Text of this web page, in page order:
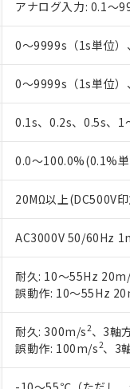
アナログ入力: 0.1～
0～9999s（1s単位）
0～9999s（1s単位）
0.1s、0.2s、0.5s、1
0.0～100.0%(0.1%
20MΩ以上(DC500V
AC3000V 50/60Hz
耐久: 10～55Hz
誤動作: 10～55Hz
耐久: 300m/s2、3軸
誤動作: 100m/s2、3